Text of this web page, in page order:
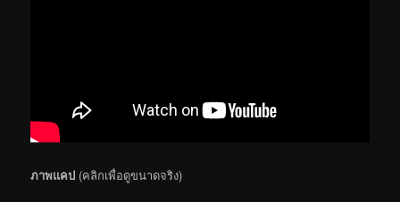
ภาพแคป (คลิกเพื่อดูขนาดจริง)